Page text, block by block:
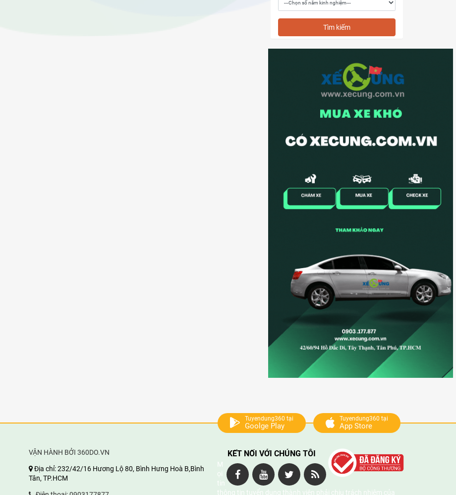
Tuyendung360 tại
Goolge Play
Tuyendung360 tại
App Store
VẬN HÀNH BỞI 360DO.VN
Địa chỉ:232/42/16 Hương Lộ 80, Bình Hưng Hoà B,Bình
Tân, TP.HCM
KẾT NỐI VỚI CHÚNG TÔI
M
ọi
tin
thông tin tuyển dụng thành viên phải chịu trách nhiệm của